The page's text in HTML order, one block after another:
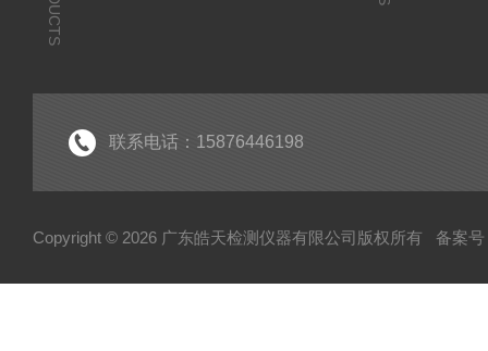
联系电话：15876446198
Copyright © 2026 广东皓天检测仪器有限公司版权所有 备案号